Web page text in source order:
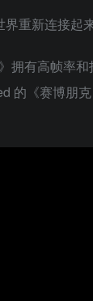
重新连接起
拥有高帧率
的《赛博朋